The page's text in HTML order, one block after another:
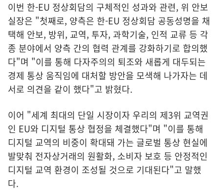
이번 한-EU 정상회담의 구체적인 성과와 관련, 위 안보
실장은 "첫째로, 양측은 한-EU 정상회담 공동성명을 채
택해 안보, 방위, 교역, 투자, 과학기술, 인적 교류 등 각
종 분야에서 양측 간의 협력 관계를 강화하기로 합의했
다"며 "이를 통해 다자주의의 퇴조와 새롭게 대두되는
경제 통상 움직임에 대처할 방안을 모색해 나가자는 데
서로 의견을 같이 했다"고 밝혔다.
이어 "세계 최대의 단일 시장이자 우리의 제3위 교역권
인 EU와 디지털 통상 협정을 체결했다"며 "이를 통해
디지털 교역의 비중이 확대돼 가는 글로벌 통상 현실에
발맞춰 전자상거래의 원활화, 소비자 보호 등 안정적인
디지털 교역 환경이 조성될 것으로 기대된다"고 말했
다.